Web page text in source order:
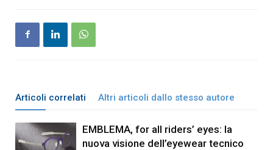
Articoli correlati Altri articoli dallo stesso autore
EMBLEMA, for all riders’ eyes: la
nuova visione dell’eyewear tecnico